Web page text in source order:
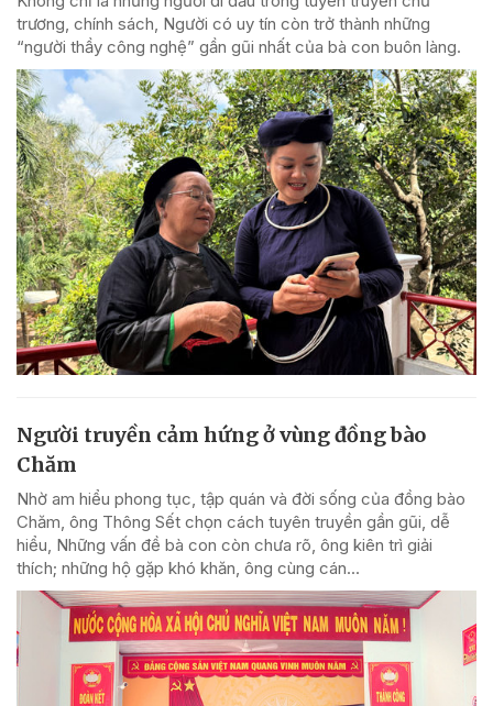
trương, chính sách, Người có uy tín còn trở thành những
“người thầy công nghệ” gần gũi nhất của bà con buôn làng.
Người truyền cảm hứng ở vùng đồng bào
Chăm
Nhờ am hiểu phong tục, tập quán và đời sống của đồng bào
Chăm, ông Thông Sết chọn cách tuyên truyền gần gũi, dễ
hiểu, Những vấn đề bà con còn chưa rõ, ông kiên trì giải
thích; những hộ gặp khó khăn, ông cùng cán...